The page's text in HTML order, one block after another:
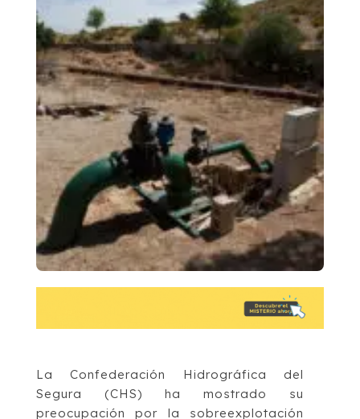
La Confederación Hidrográfica del
Segura (CHS) ha mostrado su
preocupación por la sobreexplotación